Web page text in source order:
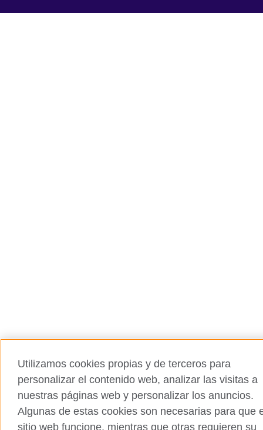
Utilizamos cookies propias y de terceros para
personalizar el contenido web, analizar las visitas a
nuestras páginas web y personalizar los anuncios.
Algunas de estas cookies son necesarias para que
sitio web funcione, mientras que otras requieren su